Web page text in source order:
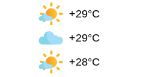
+29°C
+29°C
+28°C